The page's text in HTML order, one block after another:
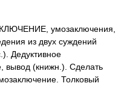
умозаключения,
из двух суждений
Дедуктивное
вывод (книжн.). Сделать
Толковый